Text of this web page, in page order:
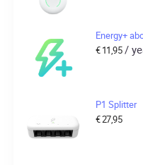
Energy+
€11,95 /
P1 Splitter
€27,95